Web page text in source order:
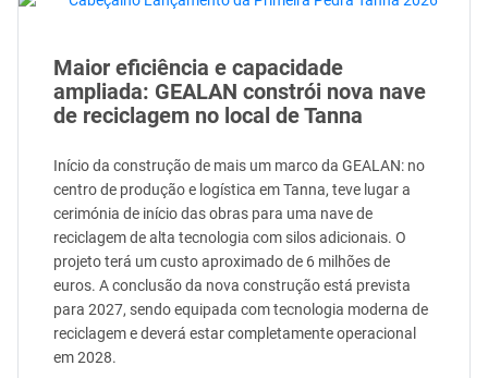
Maior eficiência e capacidade
ampliada: GEALAN constrói nova nave
de reciclagem no local de Tanna
Início da construção de mais um marco da GEALAN: no
centro de produção e logística em Tanna, teve lugar a
cerimónia de início das obras para uma nave de
reciclagem de alta tecnologia com silos adicionais. O
projeto terá um custo aproximado de 6 milhões de
euros. A conclusão da nova construção está prevista
para 2027, sendo equipada com tecnologia moderna de
reciclagem e deverá estar completamente operacional
em 2028.